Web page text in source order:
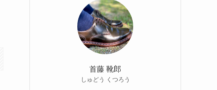
首藤 靴郎
しゅどう くつろう